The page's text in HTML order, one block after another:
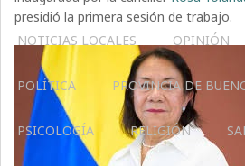
NOTICIAS LOCALES OPINIÓN
POLÍTICA PROVINCIA DE
PSICOLOGÍA RELIGIÓN
presidió la primera sesión de trabajo.